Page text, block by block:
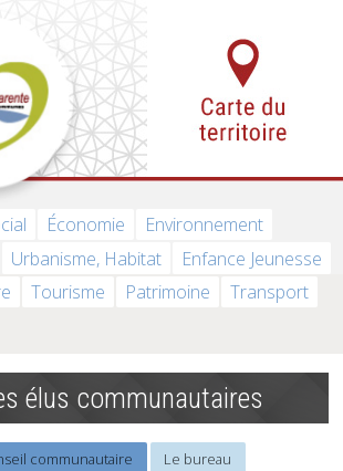
Économie
Environnement
Urbanisme, Habitat
Enfance Jeunesse
Tourisme Patrimoine Transport
élus communautaires
communautaire Le bureau